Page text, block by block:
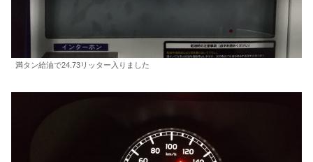
満タン給油で24.73リッター入りました